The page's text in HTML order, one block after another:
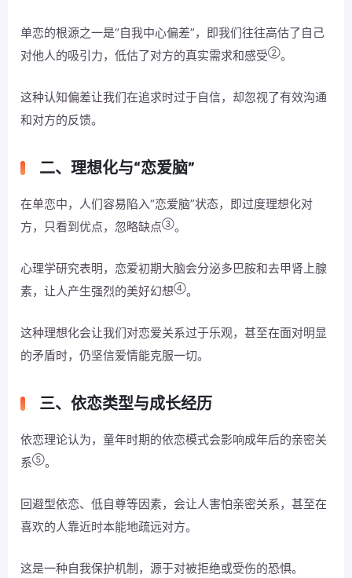
单恋的根源之一是“自我中心偏差”，即我们往往高估了自己
对他人的吸引力，低估了对方的真实需求和感受②。
这种认知偏差让我们在追求时过于自信，却忽视了有效沟通
和对方的反馈。
二、理想化与“恋爱脑”
在单恋中，人们容易陷入“恋爱脑”状态，即过度理想化对
方，只看到优点，忽略缺点③。
心理学研究表明，恋爱初期大脑会分泌多巴胺和去甲肾上腺
素，让人产生强烈的美好幻想④。
这种理想化会让我们对恋爱关系过于乐观，甚至在面对明显
的矛盾时，仍坚信爱情能克服一切。
三、依恋类型与成长经历
依恋理论认为，童年时期的依恋模式会影响成年后的亲密关
系⑤。
回避型依恋、低自尊等因素，会让人害怕亲密关系，甚至在
喜欢的人靠近时本能地疏远对方。
这是一种自我保护机制，源于对被拒绝或受伤的恐惧。